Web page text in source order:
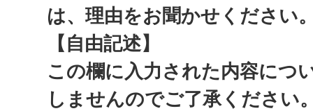
は、理由をお聞かせください
【自由記述】
この欄に入力された内容につ
しませんのでご了承ください